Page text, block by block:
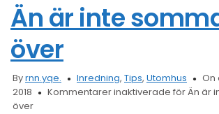
Än är inte
över
Byrnn.yqe. Inredning, Tips, Utomhus
On
2018
Kommentarer inaktiverade för Än är
över